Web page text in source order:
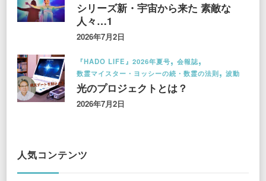
シリーズ新・宇宙から来た 素敵な
人々…1
2026年7月2日
『HADO LIFE』2026年夏号
会報誌
数霊マイスター・ヨッシーの続・数霊の法則
波動
光のプロジェクトとは？
2026年7月2日
人気コンテンツ